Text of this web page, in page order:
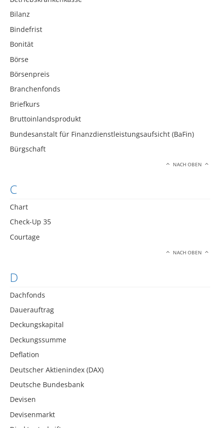
Bilanz
Bindefrist
Bonität
Börse
Börsenpreis
Branchenfonds
Briefkurs
Bruttoinlandsprodukt
Bundesanstalt für Finanzdienstleistungsaufsicht (BaFin)
Bürgschaft
NACH OBEN
C
Chart
Check-Up 35
Courtage
NACH OBEN
D
Dachfonds
Dauerauftrag
Deckungskapital
Deckungssumme
Deflation
Deutscher Aktienindex (DAX)
Deutsche Bundesbank
Devisen
Devisenmarkt